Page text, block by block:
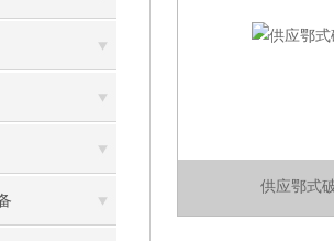
供应鄂式